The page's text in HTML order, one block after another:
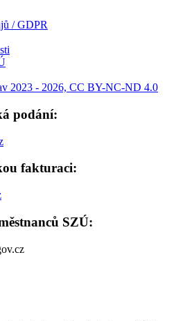
/ GDPR
2023 - 2026, CC BY-NC-ND 4.0
podání:
fakturaci:
SZÚ: